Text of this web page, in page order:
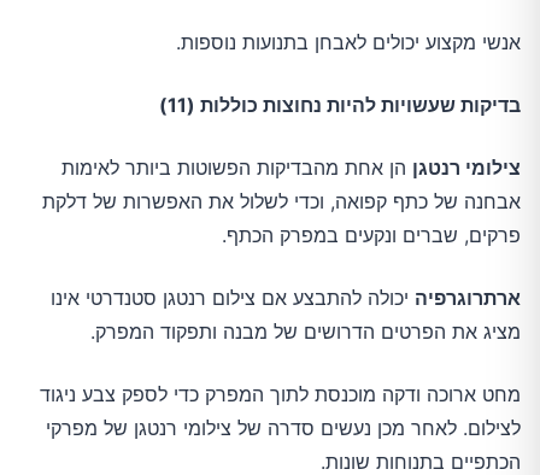
אנשי מקצוע יכולים לאבחן בתנועות נוספות.
בדיקות שעשויות להיות נחוצות כוללות (11)
צילומי רנטגן הן אחת מהבדיקות הפשוטות ביותר לאימות
אבחנה של כתף קפואה, וכדי לשלול את האפשרות של דלקת
פרקים, שברים ונקעים במפרק הכתף.
ארתרוגרפיה יכולה להתבצע אם צילום רנטגן סטנדרטי אינו
מציג את הפרטים הדרושים של מבנה ותפקוד המפרק.
מחט ארוכה ודקה מוכנסת לתוך המפרק כדי לספק צבע ניגוד
לצילום. לאחר מכן נעשים סדרה של צילומי רנטגן של מפרקי
הכתפיים בתנוחות שונות.